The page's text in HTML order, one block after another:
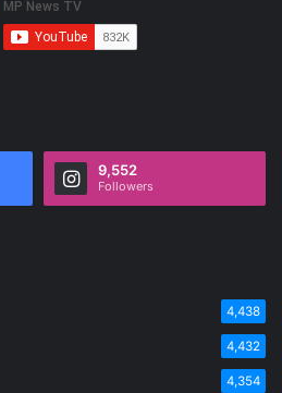
9,552
Followers
4,438
4,432
4,354